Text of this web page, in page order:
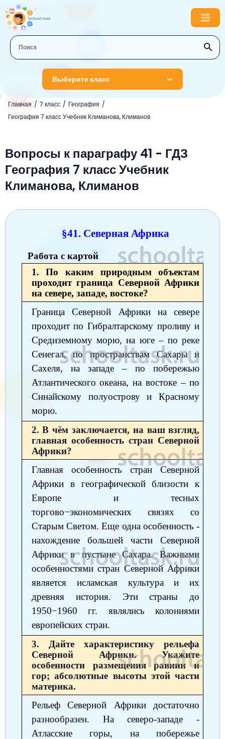
Выберите класс
Главная 7 класс
География
География 7 класс Учебник Климанова, Климанов
1 класс
Русский язык
Литературное чтение
Окружающий мир
Математика
Математика
Английский язык
Информатика
Литературное чтение
Окружающий мир
Русский язык
Музыка
3 класс
Музыка
Окружающий мир
Английский язык
Информатика
Литературное чтение
Математика
4 класс
Окружающий мир
Математика
Информатика
Литературное чтение
Музыка
Технология
Математика
Русский язык
Английский язык
Обществознание
История
География
Литература
Биология
Музыка
Информатика
Немецкий язык
Биология
Немецкий язык
Литература
Математика
Английский язык
Русский язык
Обществознание
Информатика
История
География
7 класс
Немецкий язык
Алгебра
Русский язык
Обществознание
Физика
Английский язык
Информатика
Биология
Геометрия
Литература
География
История
8 класс
География
История
Химия
Физика
Русский язык
Английский язык
Алгебра
Информатика
Биология
Технология
9 класс
Биология
Обществознание
Физика
Информатика
Английский язык
Русский язык
История
ОБЖ
География
10 класс
Физика
Химия
Русский язык
11 класс
Физика
Химия
Вопросы к параграфу 41 - ГДЗ
География 7 класс Учебник
Климанова, Климанов
§41. Северная Африка
Работа с картой
1. По каким природным объектам
проходит граница Северной Африки
на севере, западе, востоке?
Граница Северной Африки на севере
проходит по Гибралтарскому проливу и
Средиземному морю, на юге – по реке
Сенегал, по пространствам Сахары и
Сахеля, на западе – по побережью
Атлантического океана, на востоке – по
Синайскому полуострову и Красному
морю.
2. В чём заключается, на ваш взгляд,
главная особенность стран Северной
Африки?
Главная особенность стран Северной
Африки в географической близости к
Европе и тесных
торгово−экономических связях со
Старым Светом. Еще одна особенность -
нахождение большей части Северной
Африки в пустыне Сахара. Важными
особенностями стран Северной Африки
является исламская культура и их
древняя история. Эти страны до
1950−1960 гг. являлись колониями
европейских стран.
3. Дайте характеристику рельефа
Северной Африки. Укажите
особенности размещения равнин и
гор; абсолютные высоты этой части
материка.
Рельеф Северной Африки достаточно
разнообразен. На северо-западе -
Атласские горы, на побережье